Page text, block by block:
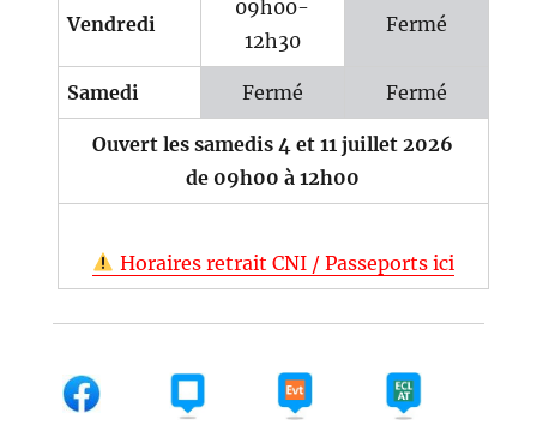
Vendredi
09h00-
12h30
Fermé
Samedi Fermé Fermé
Ouvert les samedis 4 et 11 juillet 2026
de 09h00 à 12h00
Horaires retrait CNI / Passeports ici